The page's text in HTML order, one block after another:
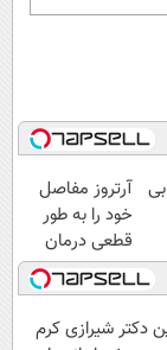
آرتروز مفاصل
خود را به طور
قطعی درمان
کنید!
◗پرسش‌نامه◖
دکتر شیرازی کرم